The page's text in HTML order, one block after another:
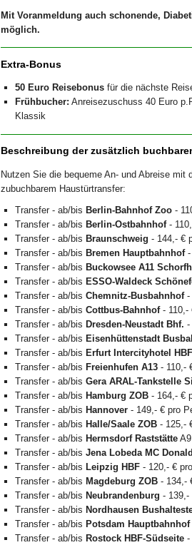
Mit Voranmeldung auch schonende,
möglich.
Extra-Bonus
50 Euro Reisebonus für die nächste
Frühbucher: Anreisezuschuss 40 Euro
Klassik
Beschreibung der zusätzlich
Nutzen Sie die bequeme An- und Abreise
zubuchbarem Haustürtransfer:
Transfer - ab/bis Berlin-Bahnhof Zoo -
Transfer - ab/bis Berlin-Ostbahnhof-
Transfer - ab/bis Braunschweig - 144,- €
Transfer - ab/bis Bremen Hauptbahnhof-
Transfer - ab/bis Buckowsee A11
Transfer - ab/bis ESSO-Waldeck
Transfer - ab/bis Chemnitz-Busbahnhof-
Transfer - ab/bis Cottbus-Bahnhof- 110,-
Transfer - ab/bis Dresden-Neustadt Bhf. -
Transfer - ab/bis Eisenhüttenstadt
Transfer - ab/bis Erfurt Intercityhotel HBF
Transfer - ab/bis Freienhufen A13 - 110,-
Transfer - ab/bis Gera ARAL-Tankstelle
Transfer - ab/bis Hamburg ZOB - 164,- €
Transfer - ab/bis Hannover - 149,- € pro
Transfer - ab/bis Halle/Saale ZOB - 125,-
Transfer - ab/bis Hermsdorf Raststätte
Transfer - ab/bis Jena Lobeda MC
Transfer - ab/bis Leipzig HBF - 120,- €
Transfer - ab/bis Magdeburg ZOB - 134,-
Transfer - ab/bis Neubrandenburg - 139,-
Transfer - ab/bis Nordhausen
Transfer - ab/bis Potsdam Hauptbahnhof
Transfer - ab/bis Rostock HBF-Südseite -